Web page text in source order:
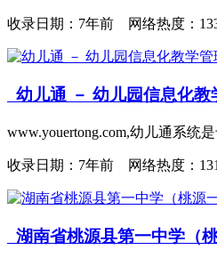
收录日期： 7年前 网络热度：
幼儿通 － 幼儿园信息化教
www.youertong.com,幼儿通系统
收录日期： 7年前 网络热度：
湖南省桃源县第一中学（